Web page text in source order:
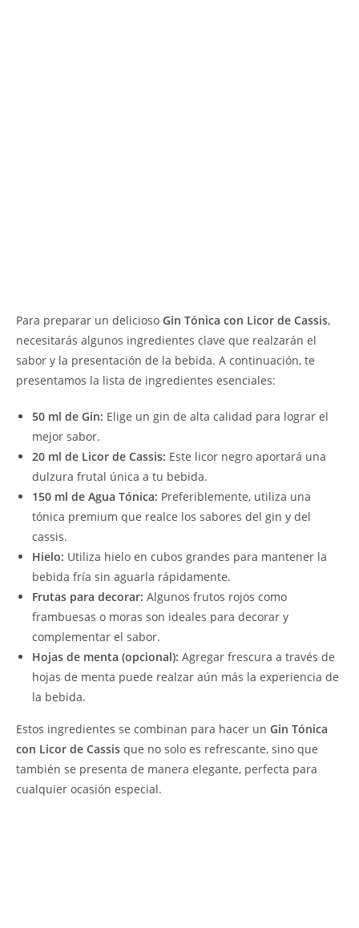
Para preparar un delicioso Gin Tónica con Licor de Cassis,
necesitarás algunos ingredientes clave que realzarán el
sabor y la presentación de la bebida. A continuación, te
presentamos la lista de ingredientes esenciales:
50 ml de Gin: Elige un gin de alta calidad para lograr el
mejor sabor.
20 ml de Licor de Cassis: Este licor negro aportará una
dulzura frutal única a tu bebida.
150 ml de Agua Tónica: Preferiblemente, utiliza una
tónica premium que realce los sabores del gin y del
cassis.
Hielo: Utiliza hielo en cubos grandes para mantener la
bebida fría sin aguarla rápidamente.
Frutas para decorar: Algunos frutos rojos como
frambuesas o moras son ideales para decorar y
complementar el sabor.
Hojas de menta (opcional): Agregar frescura a través de
hojas de menta puede realzar aún más la experiencia de
la bebida.
Estos ingredientes se combinan para hacer un Gin Tónica
con Licor de Cassis que no solo es refrescante, sino que
también se presenta de manera elegante, perfecta para
cualquier ocasión especial.